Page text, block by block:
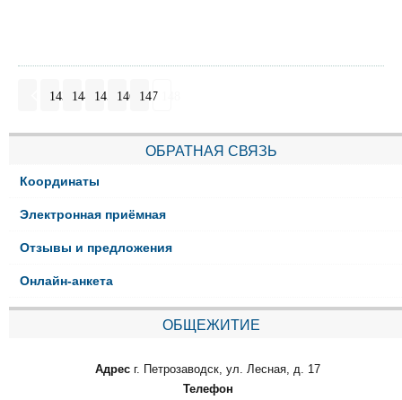
143 144 145 146 147
ОБРАТНАЯ СВЯЗЬ
Координаты
Электронная приёмная
Отзывы и предложения
Онлайн-анкета
ОБЩЕЖИТИЕ
Адрес г. Петрозаводск, ул. Лесная, д. 17
Телефон